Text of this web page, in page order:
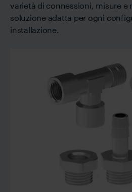
varietà di connessioni, misure e
soluzione adatta per ogni
installazione.